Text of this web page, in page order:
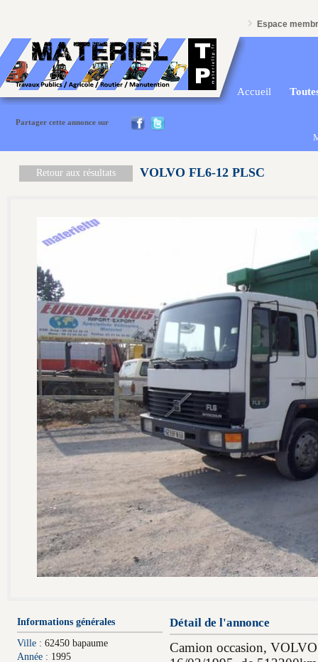
Espace
Accueil
Partager cette annonce sur
Retour aux résultats VOLVO FL6-12 PLSC
Informations générales
Ville : 62450 bapaume
Année : 1995
Détail de l'annonce
Camion occasion,